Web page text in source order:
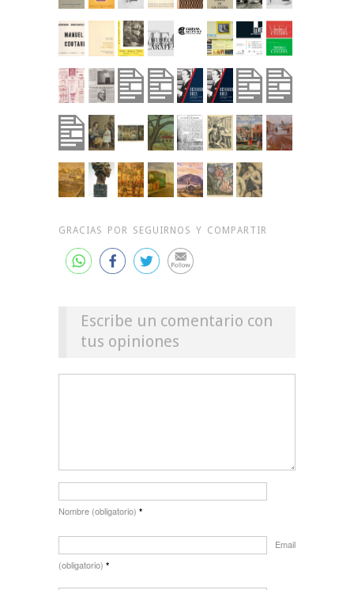
GRACIAS POR SEGUIRNOS Y COMPARTIR
Escribe un comentario con
tus opiniones
Nombre (obligatorio) *
Email
(obligatorio) *